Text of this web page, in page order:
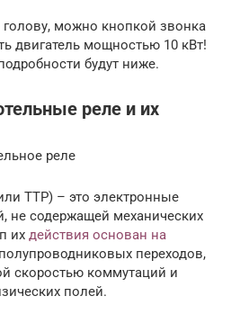
можно кнопкой звонка
двигатель мощностью 10 кВт!
будут ниже.
реле и их
реле
ТТР) – это электронные
не содержащей механических
их действия основан на
полупроводниковых переходов,
скоростью коммутаций и
полей.